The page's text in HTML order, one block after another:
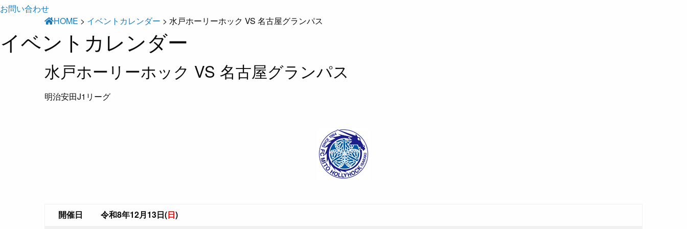
お問い合わせ
HOME > イベントカレンダー > 水戸ホーリーホック VS 名古屋グランパス
イベントカレンダー
水戸ホーリーホック VS 名古屋グランパス
明治安田J1リーグ
開催日 令和8年12月13日(日)